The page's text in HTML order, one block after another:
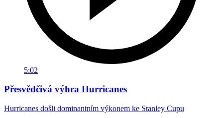
5:02
Přesvědčivá výhra Hurricanes
Hurricanes došli dominantním výkonem ke Stanley Cupu